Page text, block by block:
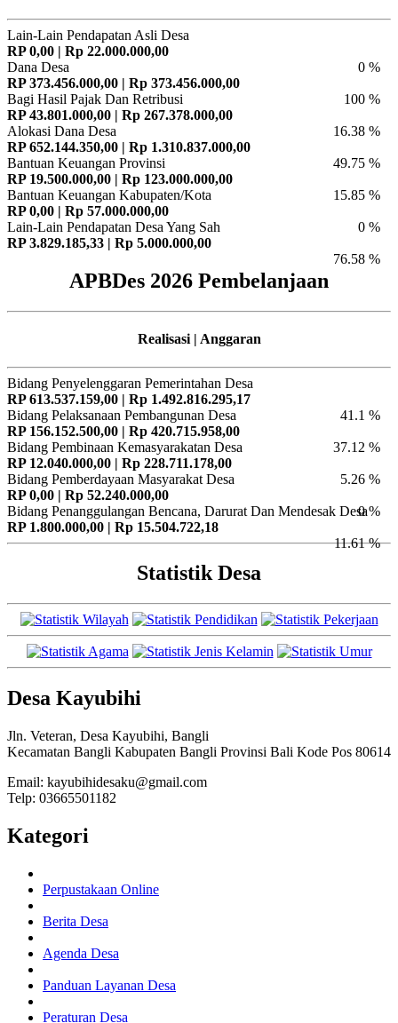
Lain-Lain Pendapatan Asli Desa
RP 0,00 | Rp 22.000.000,00
0 %
Dana Desa
RP 373.456.000,00 | Rp 373.456.000,00
100 %
Bagi Hasil Pajak Dan Retribusi
RP 43.801.000,00 | Rp 267.378.000,00
16.38 %
Alokasi Dana Desa
RP 652.144.350,00 | Rp 1.310.837.000,00
49.75 %
Bantuan Keuangan Provinsi
RP 19.500.000,00 | Rp 123.000.000,00
15.85 %
Bantuan Keuangan Kabupaten/Kota
RP 0,00 | Rp 57.000.000,00
0 %
Lain-Lain Pendapatan Desa Yang Sah
RP 3.829.185,33 | Rp 5.000.000,00
76.58 %
APBDes 2026 Pembelanjaan
Realisasi | Anggaran
Bidang Penyelenggaran Pemerintahan Desa
RP 613.537.159,00 | Rp 1.492.816.295,17
41.1 %
Bidang Pelaksanaan Pembangunan Desa
RP 156.152.500,00 | Rp 420.715.958,00
37.12 %
Bidang Pembinaan Kemasyarakatan Desa
RP 12.040.000,00 | Rp 228.711.178,00
5.26 %
Bidang Pemberdayaan Masyarakat Desa
RP 0,00 | Rp 52.240.000,00
0 %
Bidang Penanggulangan Bencana, Darurat Dan Mendesak Desa
RP 1.800.000,00 | Rp 15.504.722,18
11.61 %
Statistik Desa
Desa Kayubihi
Jln. Veteran, Desa Kayubihi, Bangli
Kecamatan Bangli Kabupaten Bangli Provinsi Bali Kode Pos 80614
Email: kayubihidesaku@gmail.com
Telp: 03665501182
Kategori
Perpustakaan Online
Berita Desa
Agenda Desa
Panduan Layanan Desa
Peraturan Desa